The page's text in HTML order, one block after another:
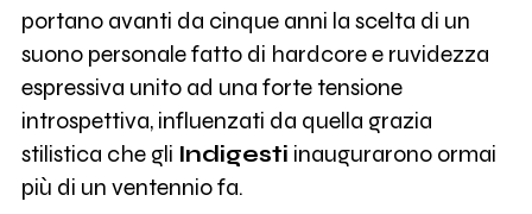
portano avanti da cinque anni la scelta di un
suono personale fatto di hardcore e ruvidezza
espressiva unito ad una forte tensione
introspettiva, influenzati da quella grazia
stilistica che gli Indigesti inaugurarono ormai
più di un ventennio fa.